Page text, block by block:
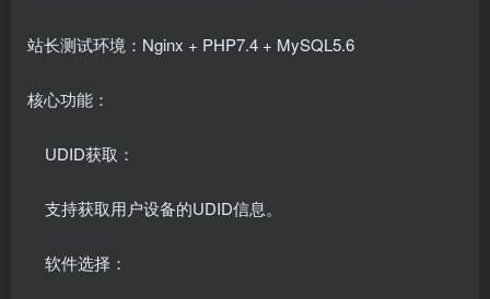
站长测试环境：Nginx + PHP7.4 + MySQL5.6
核心功能：
UDID获取：
支持获取用户设备的UDID信息。
软件选择：